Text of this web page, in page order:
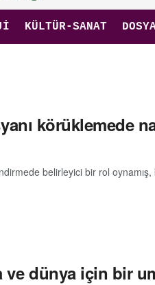
KÜLTÜR-SANAT
körüklemede
belirleyici bir rol
dünya için bir